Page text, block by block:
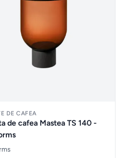
DE CAFEA
de cafea Mastea TS 140 -